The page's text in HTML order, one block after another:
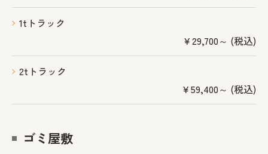
1tトラック
￥29,700～ (税込)
2tトラック
￥59,400～ (税込)
ゴミ屋敷